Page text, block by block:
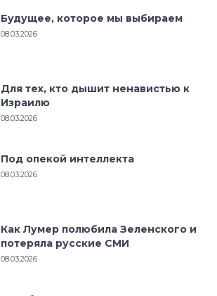
Будущее, которое мы выбираем
08.03.2026
Для тех, кто дышит ненавистью к
Израилю
08.03.2026
Под опекой интеллекта
08.03.2026
Как Лумер полюбила Зеленского и
потеряла русские СМИ
08.03.2026